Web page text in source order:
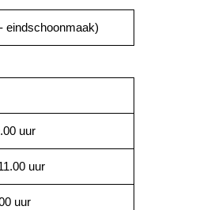
eindschoonmaak)
uur
uur
uur